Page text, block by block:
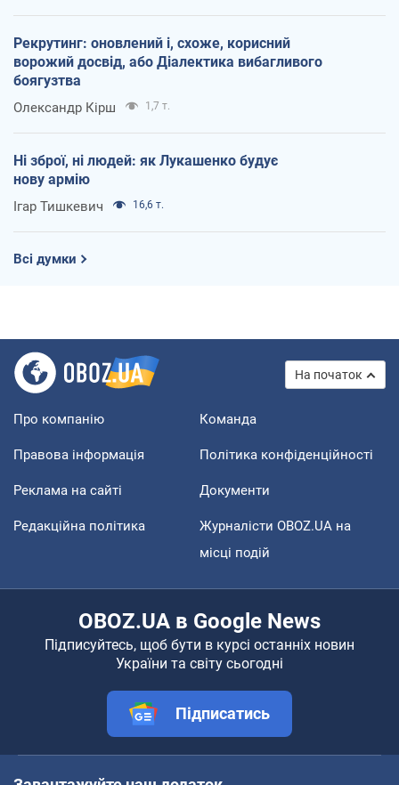
Рекрутинг: оновлений і, схоже, корисний
ворожий досвід, або Діалектика вибагливого
боягузтва
Олександр Кірш 1,7 т.
Ні зброї, ні людей: як Лукашенко будує
нову армію
Ігар Тишкевич 16,6 т.
Всі думки
На початок
Про компанію Команда
Правова інформація Політика конфіденційності
Реклама на сайті Документи
Редакційна політика
Журналісти OBOZ.UA на
місці подій
OBOZ.UA в Google News
Підписуйтесь, щоб бути в курсі останніх новин
України та світу сьогодні
Підписатись